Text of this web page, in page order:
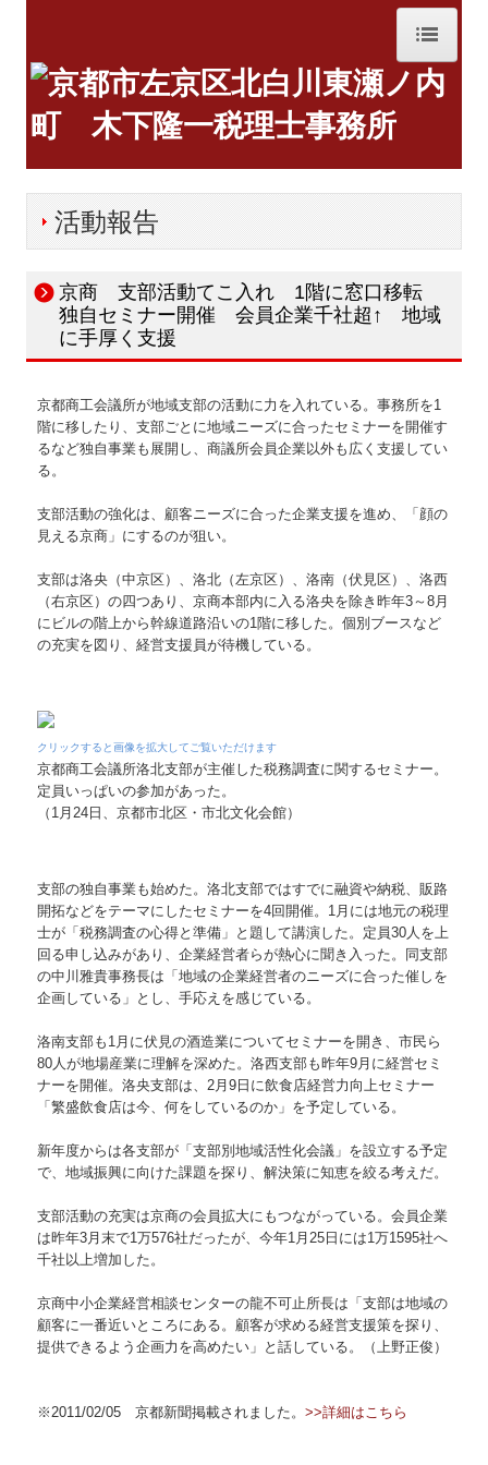
ホーム
事務所紹介
交通案内
業務案内
セミナー案内
お問合せ
FX4クラウド
病院・診療所の皆様へ
補助金・助成金・融資情報
関与先向け融資商品ご紹介
TKCシステムQ&A
経営革新等支援機関とは
経営改善オンデマンド講座
個人情報保護方針
活動報告
京商 支部活動てこ入れ 1階に窓口移転
独自セミナー開催 会員企業千社超↑ 地域
に手厚く支援
京都商工会議所が地域支部の活動に力を入れている。事務所を1
階に移したり、支部ごとに地域ニーズに合ったセミナーを開催す
るなど独自事業も展開し、商議所会員企業以外も広く支援してい
る。
支部活動の強化は、顧客ニーズに合った企業支援を進め、「顔の
見える京商」にするのが狙い。
支部は洛央（中京区）、洛北（左京区）、洛南（伏見区）、洛西
（右京区）の四つあり、京商本部内に入る洛央を除き昨年3～8月
にビルの階上から幹線道路沿いの1階に移した。個別ブースなど
の充実を図り、経営支援員が待機している。
クリックすると画像を拡大してご覧いただけます
京都商工会議所洛北支部が主催した税務調査に関するセミナー。
定員いっぱいの参加があった。
（1月24日、京都市北区・市北文化会館）
支部の独自事業も始めた。洛北支部ではすでに融資や納税、販路
開拓などをテーマにしたセミナーを4回開催。1月には地元の税理
士が「税務調査の心得と準備」と題して講演した。定員30人を上
回る申し込みがあり、企業経営者らが熱心に聞き入った。同支部
の中川雅貴事務長は「地域の企業経営者のニーズに合った催しを
企画している」とし、手応えを感じている。
洛南支部も1月に伏見の酒造業についてセミナーを開き、市民ら
80人が地場産業に理解を深めた。洛西支部も昨年9月に経営セミ
ナーを開催。洛央支部は、2月9日に飲食店経営力向上セミナー
「繁盛飲食店は今、何をしているのか」を予定している。
新年度からは各支部が「支部別地域活性化会議」を設立する予定
で、地域振興に向けた課題を探り、解決策に知恵を絞る考えだ。
支部活動の充実は京商の会員拡大にもつながっている。会員企業
は昨年3月末で1万576社だったが、今年1月25日には1万1595社へ
千社以上増加した。
京商中小企業経営相談センターの龍不可止所長は「支部は地域の
顧客に一番近いところにある。顧客が求める経営支援策を探り、
提供できるよう企画力を高めたい」と話している。（上野正俊）
※2011/02/05 京都新聞掲載されました。>>詳細はこちら